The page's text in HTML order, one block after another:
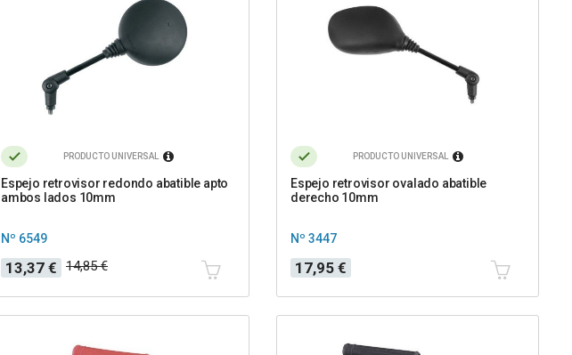
PRODUCTO UNIVERSAL
Espejo retrovisor redondo abatible apto
ambos lados 10mm
Nº 6549
Precio
13,37 €
Precio
base
14,85 €
PRODUCTO UNIVERSAL
Espejo retrovisor ovalado abatible
derecho 10mm
Nº 3447
Precio
17,95 €